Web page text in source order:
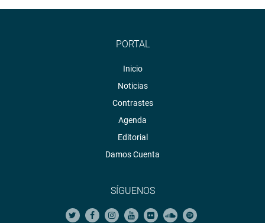
PORTAL
Inicio
Noticias
Contrastes
Agenda
Editorial
Damos Cuenta
SÍGUENOS